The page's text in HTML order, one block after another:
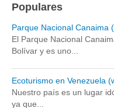
Populares
Parque Nacional Canaima
El Parque Nacional
Bolívar y es uno...
Ecoturismo en Venezuela
Nuestro país es un lugar
ya que...